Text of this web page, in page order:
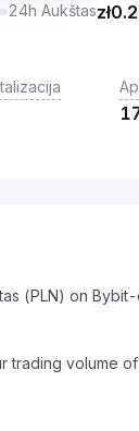
24h Aukštaszł
(PLN) on
volume of